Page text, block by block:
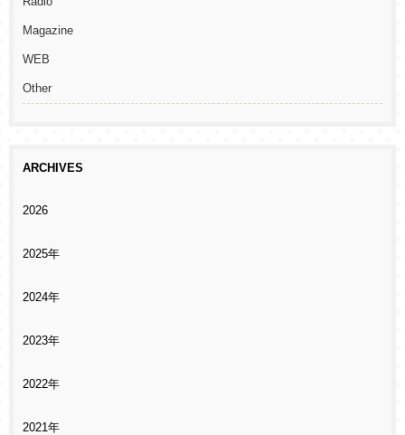
Magazine
WEB
Other
ARCHIVES
2026
2025年
2024年
2023年
2022年
2021年